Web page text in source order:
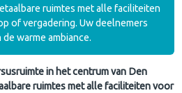
ruimtes met alle faciliteiten
of vergadering. Uw deelnemers
warme ambiance.
in het centrum van Den
ruimtes met alle faciliteiten voor